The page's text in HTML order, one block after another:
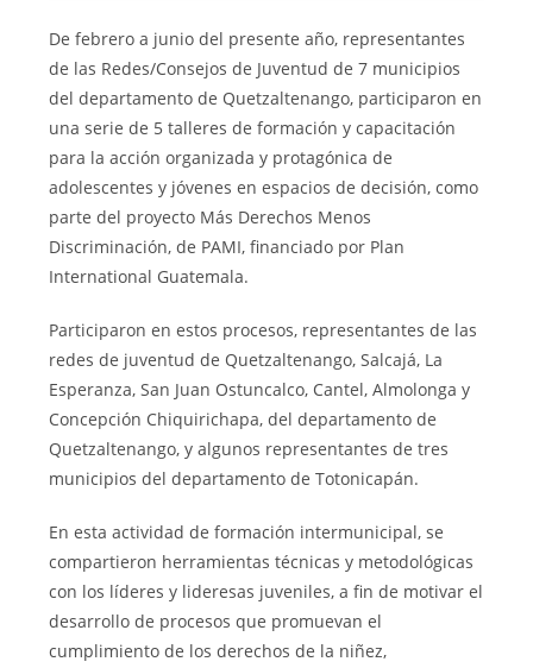
De febrero a junio del presente año, representantes
de las Redes/Consejos de Juventud de 7 municipios
del departamento de Quetzaltenango, participaron en
una serie de 5 talleres de formación y capacitación
para la acción organizada y protagónica de
adolescentes y jóvenes en espacios de decisión, como
parte del proyecto Más Derechos Menos
Discriminación, de PAMI, financiado por Plan
International Guatemala.
Participaron en estos procesos, representantes de las
redes de juventud de Quetzaltenango, Salcajá, La
Esperanza, San Juan Ostuncalco, Cantel, Almolonga y
Concepción Chiquirichapa, del departamento de
Quetzaltenango, y algunos representantes de tres
municipios del departamento de Totonicapán.
En esta actividad de formación intermunicipal, se
compartieron herramientas técnicas y metodológicas
con los líderes y lideresas juveniles, a fin de motivar el
desarrollo de procesos que promuevan el
cumplimiento de los derechos de la niñez,